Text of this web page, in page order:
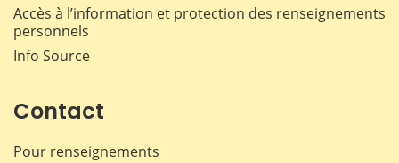
Accès à l’information et protection des renseignements
personnels
Info Source
Contact
Pour renseignements